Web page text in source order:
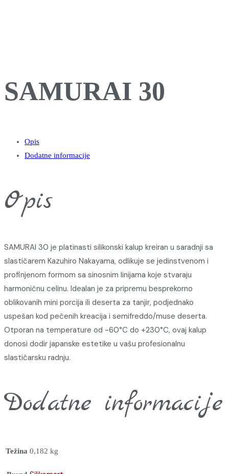
SAMURAI 30
Opis
Dodatne informacije
Opis
SAMURAI 30 je platinasti silikonski kalup kreiran u saradnji sa
slastičarem Kazuhiro Nakayama, odlikuje se jedinstvenom i
profinjenom formom sa sinosnim linijama koje stvaraju
harmoničnu celinu. Idealan je za pripremu besprekorno
oblikovanih mini porcija ili deserta za tanjir, podjednako
uspešan kod pečenih kreacija i semifreddo/muse deserta.
Otporan na temperature od -60°C do +230°C, ovaj kalup
donosi dodir japanske estetike u vašu profesionalnu
slastičarsku radnju.
Dodatne informacije
Težina 0,182 kg